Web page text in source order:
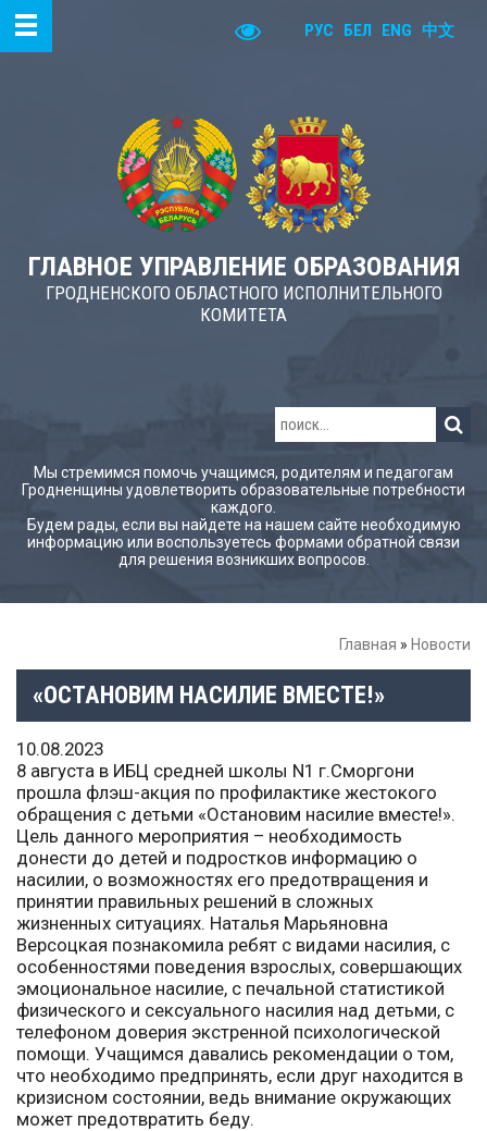
РУС БЕЛ ENG 中文
ГЛАВНОЕ УПРАВЛЕНИЕ ОБРАЗОВАНИЯ
ГРОДНЕНСКОГО ОБЛАСТНОГО ИСПОЛНИТЕЛЬНОГО
КОМИТЕТА
Мы стремимся помочь учащимся, родителям и педагогам
Гродненщины удовлетворить образовательные потребности
каждого.
Будем рады, если вы найдете на нашем сайте необходимую
информацию или воспользуетесь формами обратной связи
для решения возникших вопросов.
Главная » Новости
«ОСТАНОВИМ НАСИЛИЕ ВМЕСТЕ!»
10.08.2023
8 августа в ИБЦ средней школы N1 г.Сморгони
прошла флэш-акция по профилактике жестокого
обращения с детьми «Остановим насилие вместе!».
Цель данного мероприятия – необходимость
донести до детей и подростков информацию о
насилии, о возможностях его предотвращения и
принятии правильных решений в сложных
жизненных ситуациях. Наталья Марьяновна
Версоцкая познакомила ребят с видами насилия, с
особенностями поведения взрослых, совершающих
эмоциональное насилие, с печальной статистикой
физического и сексуального насилия над детьми, с
телефоном доверия экстренной психологической
помощи. Учащимся давались рекомендации о том,
что необходимо предпринять, если друг находится в
кризисном состоянии, ведь внимание окружающих
может предотвратить беду.